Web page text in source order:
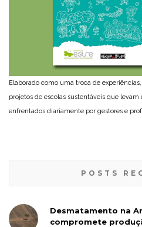
Elaborado como uma troca de
projetos de escolas sustentáveis que levam
enfrentados diariamente por gestores e
POSTS
Desmatamento na
compromete